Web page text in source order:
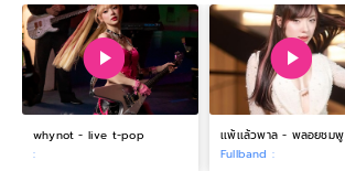
whynot - live t-pop
:
เเพ้เเล้วพาล - พลอยชมพู
Fullband :